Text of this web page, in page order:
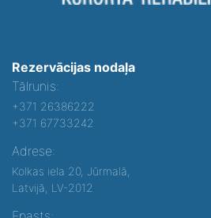
Rezervācijas nodaļa
Tālrunis:
+371 26386222
+371 67733242
Adrese:
Kolkas iela 20, Jūrmalā,
Latvijā, LV-2012